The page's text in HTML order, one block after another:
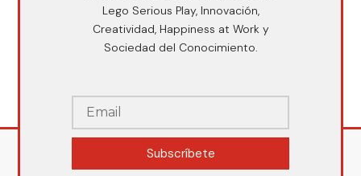
Lego Serious Play, Innovación,
Creatividad, Happiness at Work y
Sociedad del Conocimiento.
Subscríbete